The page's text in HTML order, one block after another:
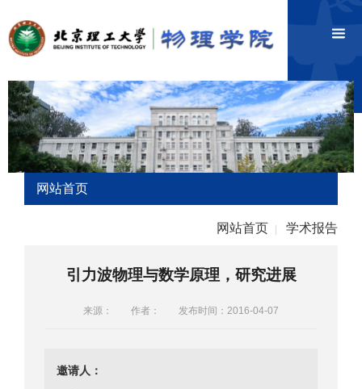
网站首页
网站首页 学术报告
引力波物理与数学原理，研究进展
来源： 作者： 发布时间：2016-04-07
邀请人：